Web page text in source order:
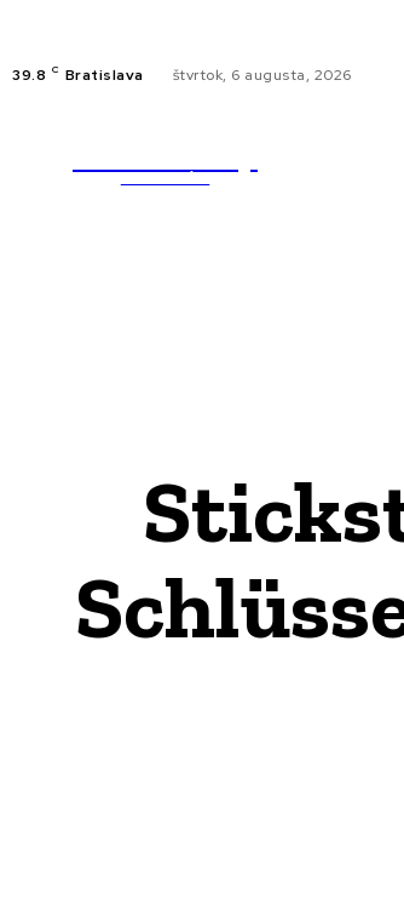
39.8 C Bratislava štvrtok, 6 augusta, 2026